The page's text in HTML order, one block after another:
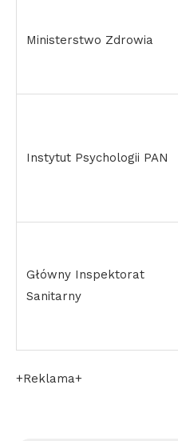
Ministerstwo Zdrowia
Instytut Psychologii PAN
Główny Inspektorat
Sanitarny
+Reklama+